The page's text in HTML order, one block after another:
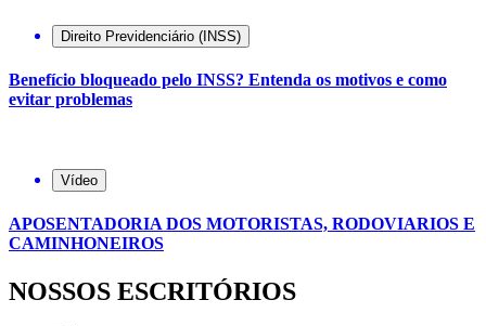
Direito Previdenciário (INSS)
Benefício bloqueado pelo INSS? Entenda os motivos e como
evitar problemas
Vídeo
APOSENTADORIA DOS MOTORISTAS, RODOVIARIOS E
CAMINHONEIROS
NOSSOS ESCRITÓRIOS